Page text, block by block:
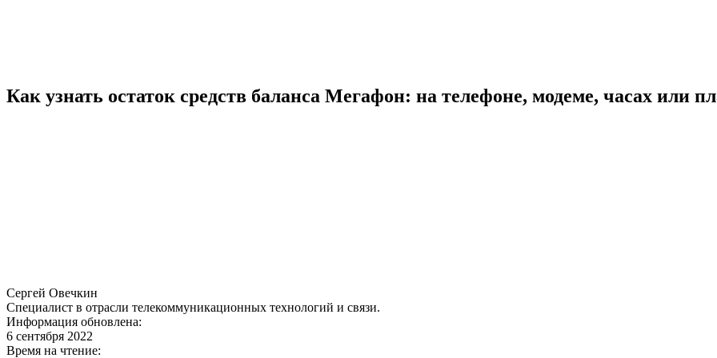
Как узнать остаток средств баланса Мегафон: на телефоне, модеме, часах или
Сергей Овечкин
Специалист в отрасли телекоммуникационных технологий и связи.
Информация обновлена:
6 сентября 2022
Время на чтение: